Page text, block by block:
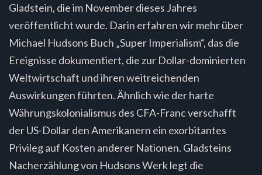
Gladstein, die im November dieses Jahres
veröffentlicht wurde. Darin erfahren wir mehr über
Michael Hudsons Buch „Super Imperialism“, das die
Ereignisse dokumentiert, die zur Dollar-dominierten
Weltwirtschaft und ihren weitreichenden
Auswirkungen führten. Ähnlich wie der harte
Währungskolonialismus des CFA-Franc verschafft
der US-Dollar den Amerikanern ein exorbitantes
Privileg auf Kosten anderer Nationen. Gladsteins
Nacherzählung von Hudsons Werk legt die